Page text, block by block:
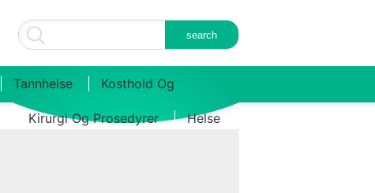
Tannhelse Kosthold Og
Kirurgi Og Prosedyrer Helse